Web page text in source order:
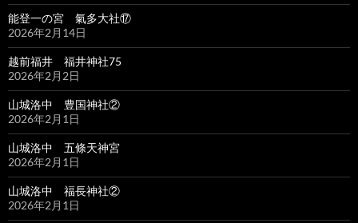
能登一の宮 氣多大社⑰
2026年2月14日
越前福井 福井神社75
2026年2月2日
山城洛中 豊国神社②
2026年2月1日
山城洛中 五條天神宮
2026年2月1日
山城洛中 福長神社②
2026年2月1日